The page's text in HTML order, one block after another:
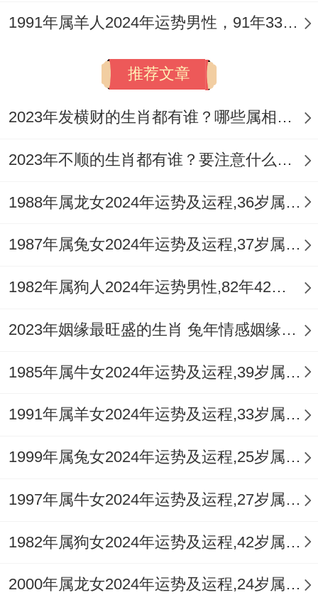
流月运势如同乐曲的章节。在丙午年的主旋
便为属兔女性勾勒出每月运势的轮廓，以便
提前知悉，从容应对。
农历
干
运势要点
正月
寅）
劫
财
羊
刃
新春开局，竞争已现端
物损失，
二月
卯）
杀
伏
压力倍增，事业挑战与身
志，
辰）
印
身
于学习、规划，运势稍有
缓与，
偏
1991年属羊人2024年运势男性，91年33岁属羊男2024年每月运程怎么样
推荐文章
2023年发横财的生肖都有谁？哪些属相财运旺盛？
2023年不顺的生肖都有谁？要注意什么呢？
1988年属龙女2024年运势及运程,36岁属龙人2024全年每月运势女性如何
1987年属兔女2024年运势及运程,37岁属兔人2024全年每月运势女性如何
1982年属狗人2024年运势男性,82年42岁属狗男2024年每月运程怎么样
2023年姻缘最旺盛的生肖 兔年情感姻缘运比较旺的属相
1985年属牛女2024年运势及运程,39岁属牛人2024全年每月运势女性如何
1991年属羊女2024年运势及运程,33岁属羊人2024全年每月运势女性如何
1999年属兔女2024年运势及运程,25岁属兔人2024全年每月运势女性如何
1997年属牛女2024年运势及运程,27岁属牛人2024全年每月运势女性如何
1982年属狗女2024年运势及运程,42岁属狗人2024全年每月运势女性如何
2000年属龙女2024年运势及运程,24岁属龙人2024全年每月运势女性如何